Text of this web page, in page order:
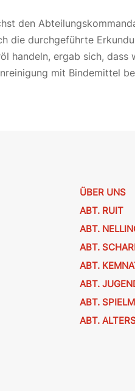
den
die durchgeführte
handeln, ergab sich, dass
mit Bindemittel
ÜBER UNS
ABT. RUIT
ABT.
ABT.
ABT.
ABT.
ABT.
ABT.